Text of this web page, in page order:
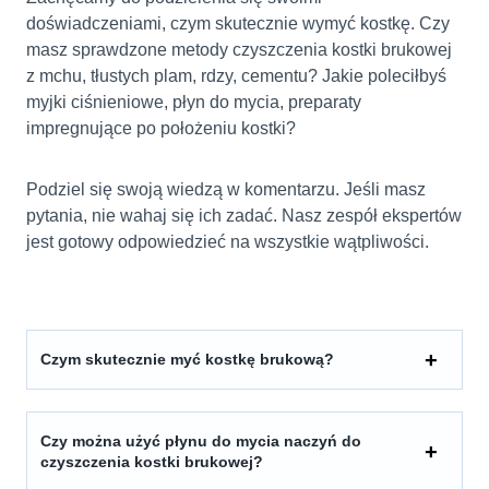
doświadczeniami, czym skutecznie wymyć kostkę. Czy
masz sprawdzone metody czyszczenia kostki brukowej
z mchu, tłustych plam, rdzy, cementu? Jakie poleciłbyś
myjki ciśnieniowe, płyn do mycia, preparaty
impregnujące po położeniu kostki?
Podziel się swoją wiedzą w komentarzu. Jeśli masz
pytania, nie wahaj się ich zadać. Nasz zespół ekspertów
jest gotowy odpowiedzieć na wszystkie wątpliwości.
Czym skutecznie myć kostkę brukową?
Czy można użyć płynu do mycia naczyń do
czyszczenia kostki brukowej?